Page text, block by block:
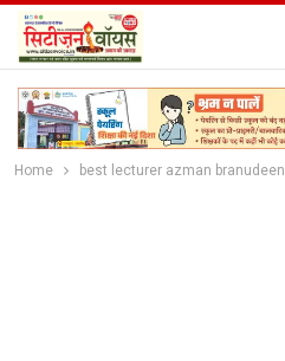
Home best lecturer azman branudeen